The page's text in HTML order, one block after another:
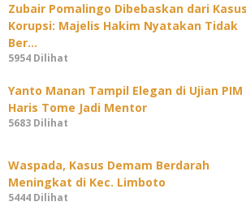
Zubair Pomalingo Dibebaskan dari Kasus
Korupsi: Majelis Hakim Nyatakan Tidak
Ber…
5954 Dilihat
Yanto Manan Tampil Elegan di Ujian PIM
Haris Tome Jadi Mentor
5683 Dilihat
Waspada, Kasus Demam Berdarah
Meningkat di Kec. Limboto
5444 Dilihat